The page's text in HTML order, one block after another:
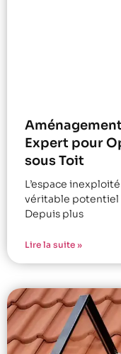
Expert pour
sous Toit
L’espace
véritable potentiel
Depuis plus
Lire la suite »